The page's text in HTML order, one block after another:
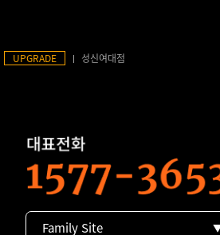
UPGRADE 성신여대점
Family Site